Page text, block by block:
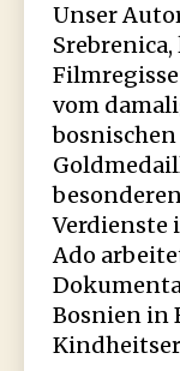
Unser
vom
Verdienste
Ado
Bosnien in